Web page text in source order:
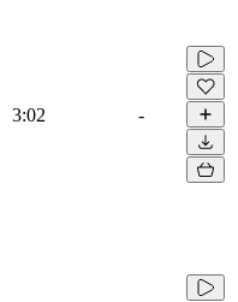
3:02 -